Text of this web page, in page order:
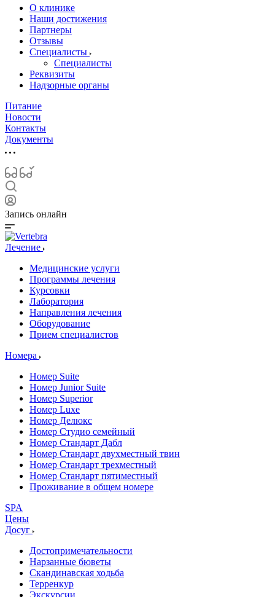
О клинике
Наши достижения
Партнеры
Отзывы
Специалисты
Специалисты
Реквизиты
Надзорные органы
Питание
Новости
Контакты
Документы
Запись онлайн
Лечение
Медицинские услуги
Программы лечения
Курсовки
Лаборатория
Направления лечения
Оборудование
Прием специалистов
Номера
Номер Suite
Номер Junior Suite
Номер Superior
Номер Luxe
Номер Делюкс
Номер Студио семейный
Номер Стандарт Дабл
Номер Стандарт двухместный твин
Номер Стандарт трехместный
Номер Стандарт пятиместный
Проживание в общем номере
SPA
Цены
Досуг
Достопримечательности
Нарзанные бюветы
Скандинавская ходьба
Терренкур
Экскурсии